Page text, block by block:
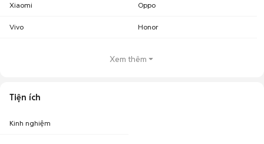
Xiaomi Oppo
Vivo Honor
Xem thêm
Tiện ích
Kinh nghiệm